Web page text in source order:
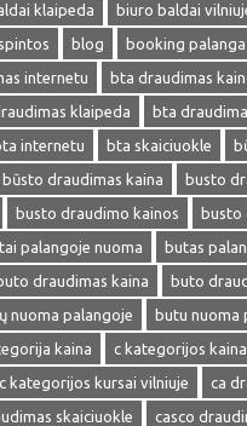
klaipeda biuro baldai
blog booking palanga
internetu bta draudimas
klaipeda bta
internetu bta skaiciuokle
būsto draudimas kaina
busto
busto draudimo kainos
busto
palangoje nuoma butas
draudimas kaina buto
nuoma palangoje butu nuoma
kaina c kategorijos kaina
c kategorijos kursai vilniuje ca
skaiciuokle casco